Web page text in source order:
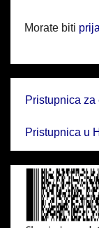
Morate biti
Pristupnica
Pristupnica u